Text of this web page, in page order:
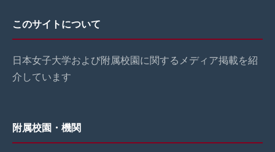
このサイトについて
日本女子大学および附属校園に関するメディア掲載を紹
介しています
附属校園・機関